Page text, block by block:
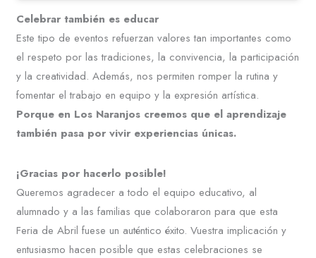
Celebrar también es educar
Este tipo de eventos refuerzan valores tan importantes como
el respeto por las tradiciones, la convivencia, la participación
y la creatividad. Además, nos permiten romper la rutina y
fomentar el trabajo en equipo y la expresión artística.
Porque en Los Naranjos creemos que el aprendizaje
también pasa por vivir experiencias únicas.
¡Gracias por hacerlo posible!
Queremos agradecer a todo el equipo educativo, al
alumnado y a las familias que colaboraron para que esta
Feria de Abril fuese un auténtico éxito. Vuestra implicación y
entusiasmo hacen posible que estas celebraciones se